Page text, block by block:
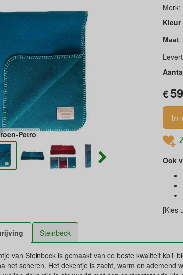
Petrol
Merk:
Kleur
Maat
€
In
Ook
[Kies
Steinbeck
van Steinbeck is gemaakt van de beste kwaliteit kbT
het scheren. Het dekentje is zacht, warm en ademend